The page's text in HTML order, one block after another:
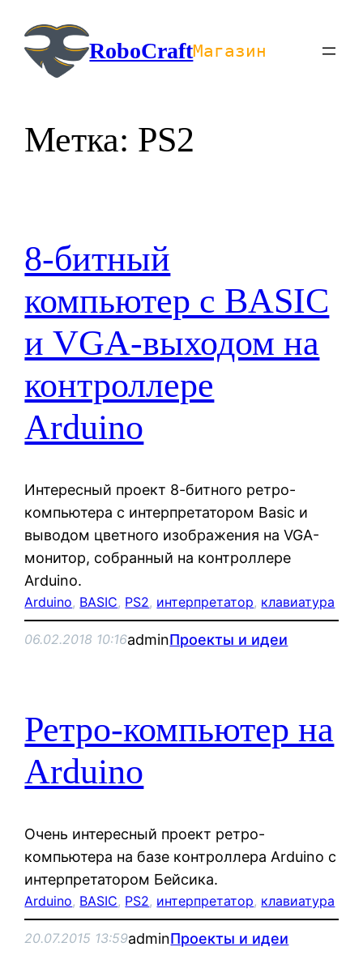
содержимомуRoboCraftМагазин
Метка: PS2
8-битный
компьютер с BASIC
и VGA-выходом на
контроллере
Arduino
Интересный проект 8-битного ретро-
компьютера с интерпретатором Basic и
выводом цветного изображения на VGA-
монитор, собранный на контроллере
Arduino.
Arduino, BASIC, PS2, интерпретатор, клавиатура
06.02.2018 10:16adminПроекты и идеи
Ретро-компьютер на
Arduino
Очень интересный проект ретро-
компьютера на базе контроллера Arduino с
интерпретатором Бейсика.
Arduino, BASIC, PS2, интерпретатор, клавиатура
20.07.2015 13:59adminПроекты и идеи